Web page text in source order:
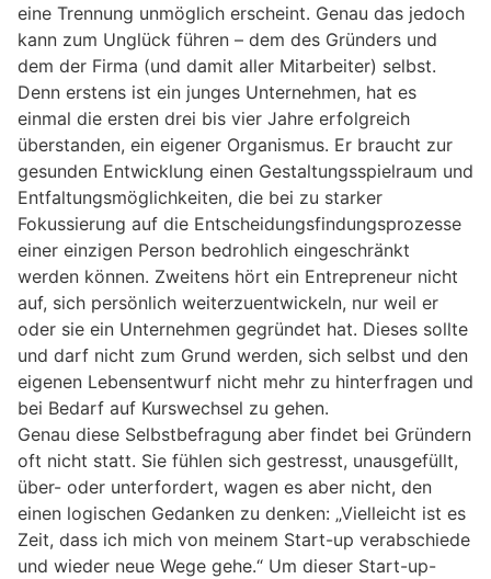
eine Trennung unmöglich erscheint. Genau das jedoch
kann zum Unglück führen – dem des Gründers und
dem der Firma (und damit aller Mitarbeiter) selbst.
Denn erstens ist ein junges Unternehmen, hat es
einmal die ersten drei bis vier Jahre erfolgreich
überstanden, ein eigener Organismus. Er braucht zur
gesunden Entwicklung einen Gestaltungsspielraum und
Entfaltungsmöglichkeiten, die bei zu starker
Fokussierung auf die Entscheidungsfindungsprozesse
einer einzigen Person bedrohlich eingeschränkt
werden können. Zweitens hört ein Entrepreneur nicht
auf, sich persönlich weiterzuentwickeln, nur weil er
oder sie ein Unternehmen gegründet hat. Dieses sollte
und darf nicht zum Grund werden, sich selbst und den
eigenen Lebensentwurf nicht mehr zu hinterfragen und
bei Bedarf auf Kurswechsel zu gehen.
Genau diese Selbstbefragung aber findet bei Gründern
oft nicht statt. Sie fühlen sich gestresst, unausgefüllt,
über- oder unterfordert, wagen es aber nicht, den
einen logischen Gedanken zu denken: „Vielleicht ist es
Zeit, dass ich mich von meinem Start-up verabschiede
und wieder neue Wege gehe.“ Um dieser Start-up-